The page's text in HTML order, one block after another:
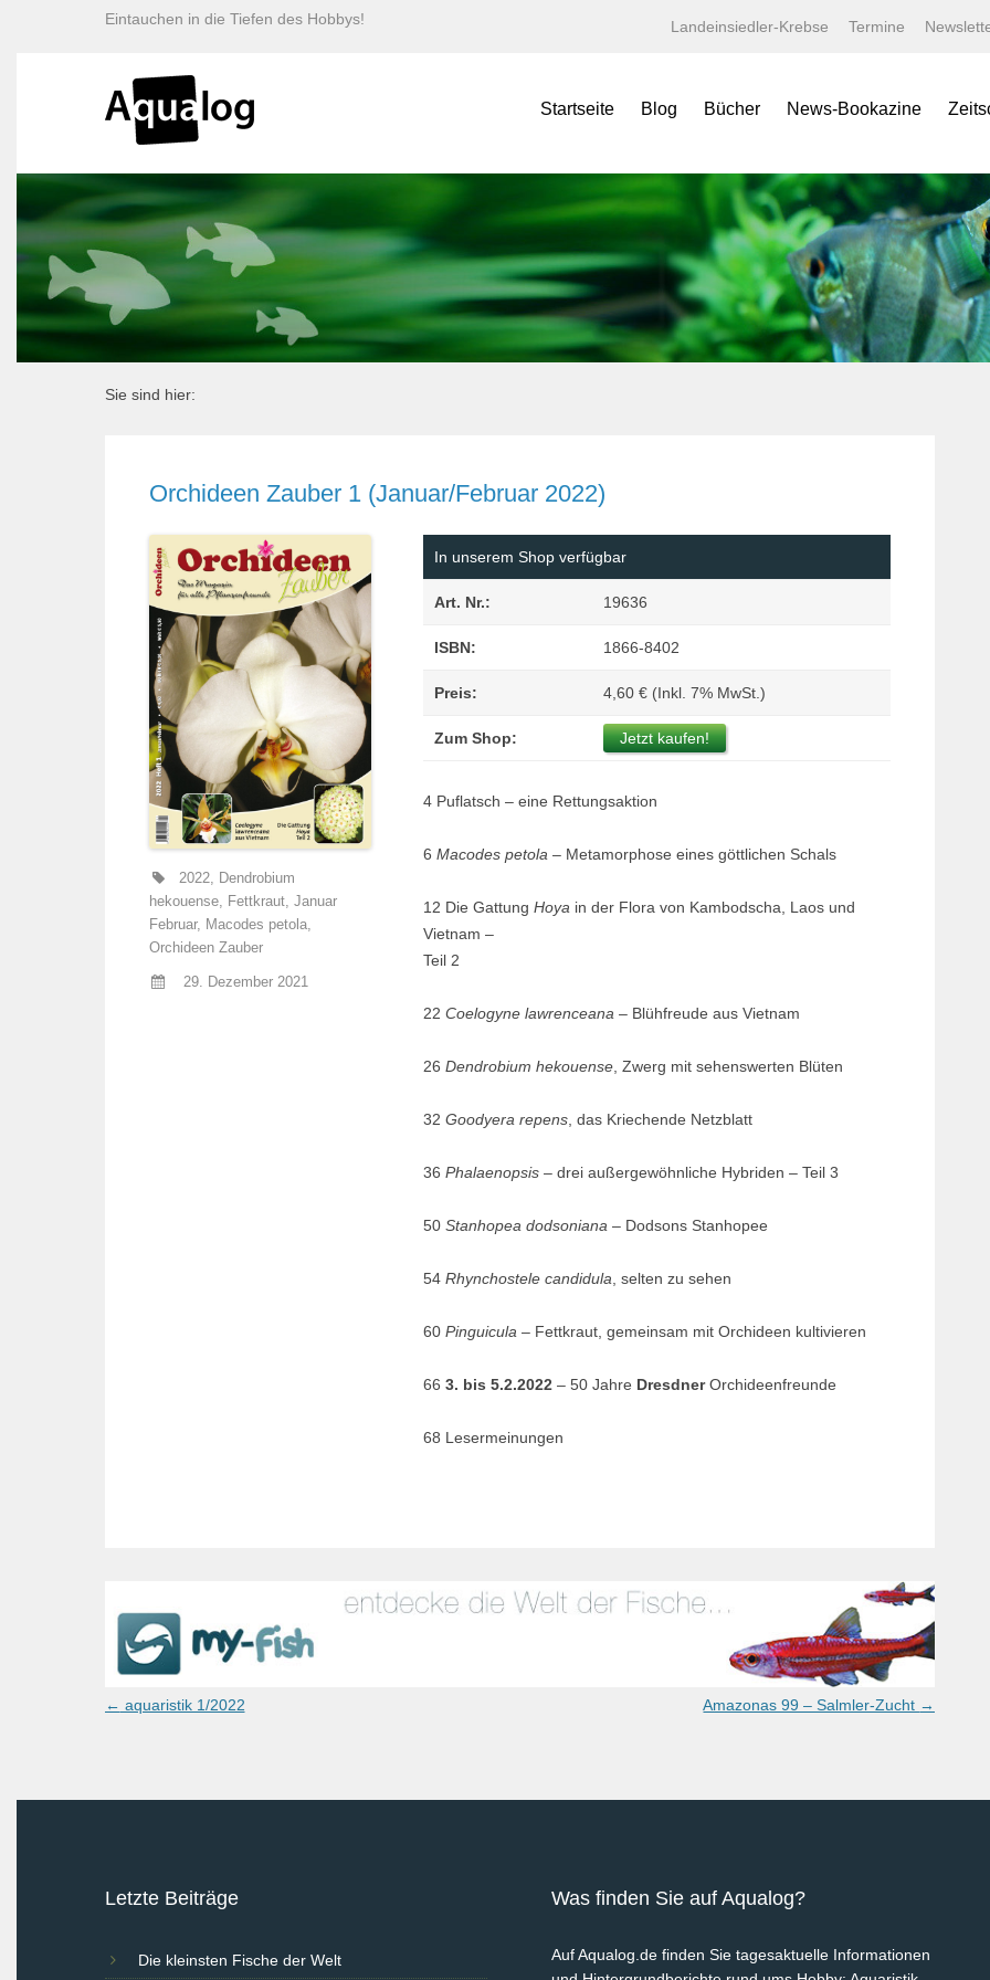
Eintauchen in die Tiefen des Hobbys! Landeinsiedler-Krebse Termine
Startseite Blog Bücher
Lexika
Specials
Minis
Jahrbücher
Terralog
Faltposter
News-Bookazine
Bildergalerien
Wissenschaftliche Texte
Linksammlung
Kaufen bei tierverliebt! Bugs
Datz
Sie sind hier:
Orchideen Zauber 1 (Januar/Februar 2022)
2022, Dendrobium
hekouense, Fettkraut, Januar
Februar, Macodes petola,
Orchideen Zauber
29. Dezember 2021
In unserem Shop verfügbar
Art. Nr.: 19636
ISBN: 1866-8402
Preis: 4,60 € (Inkl. 7% MwSt.)
Zum Shop: Jetzt kaufen!
4 Puflatsch – eine Rettungsaktion
6Macodes petola – Metamorphose eines göttlichen Schals
12 Die GattungHoya in der Flora von Kambodscha, Laos und
Vietnam –
Teil 2
22Coelogyne lawrenceana – Blühfreude aus Vietnam
26Dendrobium hekouense , Zwerg mit sehenswerten Blüten
32Goodyera repens , das Kriechende Netzblatt
36Phalaenopsis – drei außergewöhnliche Hybriden – Teil 3
50Stanhopea dodsoniana – Dodsons Stanhopee
54Rhynchostele candidula , selten zu sehen
60Pinguicula – Fettkraut, gemeinsam mit Orchideen kultivieren
663. bis 5.2.2022 – 50 Jahre DresdnerOrchideenfreunde
68 Lesermeinungen
Post
← aquaristik 1/2022 Amazonas 99 – Salmler-Zucht →
Letzte Beiträge
Die kleinsten Fische der Welt
Was finden Sie auf Aqualog?
Auf Aqualog.de finden Sie tagesaktuelle Informationen